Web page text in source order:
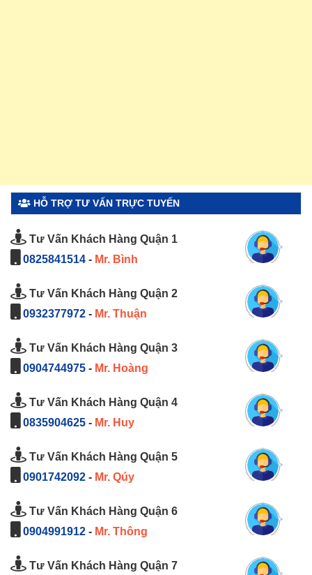
HỖ TRỢ TƯ VẤN TRỰC TUYẾN
Tư Vấn Khách Hàng Quận 1
0825841514 - Mr. Bình
Tư Vấn Khách Hàng Quận 2
0932377972 - Mr. Thuận
Tư Vấn Khách Hàng Quận 3
0904744975 - Mr. Hoàng
Tư Vấn Khách Hàng Quận 4
0835904625 - Mr. Huy
Tư Vấn Khách Hàng Quận 5
0901742092 - Mr. Qúy
Tư Vấn Khách Hàng Quận 6
0904991912 - Mr. Thông
Tư Vấn Khách Hàng Quận 7